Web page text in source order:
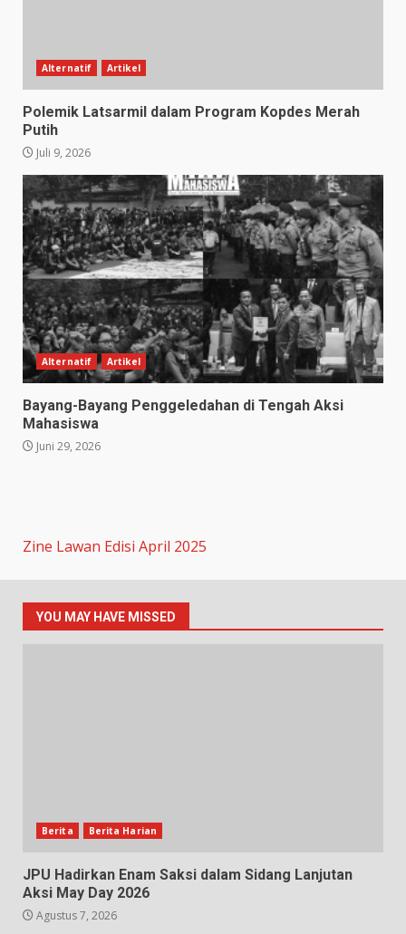
Alternatif Artikel
Polemik Latsarmil dalam Program Kopdes Merah
Putih
Juli 9, 2026
Alternatif Artikel
Bayang-Bayang Penggeledahan di Tengah Aksi
Mahasiswa
Juni 29, 2026
Zine Lawan Edisi April 2025
YOU MAY HAVE MISSED
Berita Berita Harian
JPU Hadirkan Enam Saksi dalam Sidang Lanjutan
Aksi May Day 2026
Agustus 7, 2026